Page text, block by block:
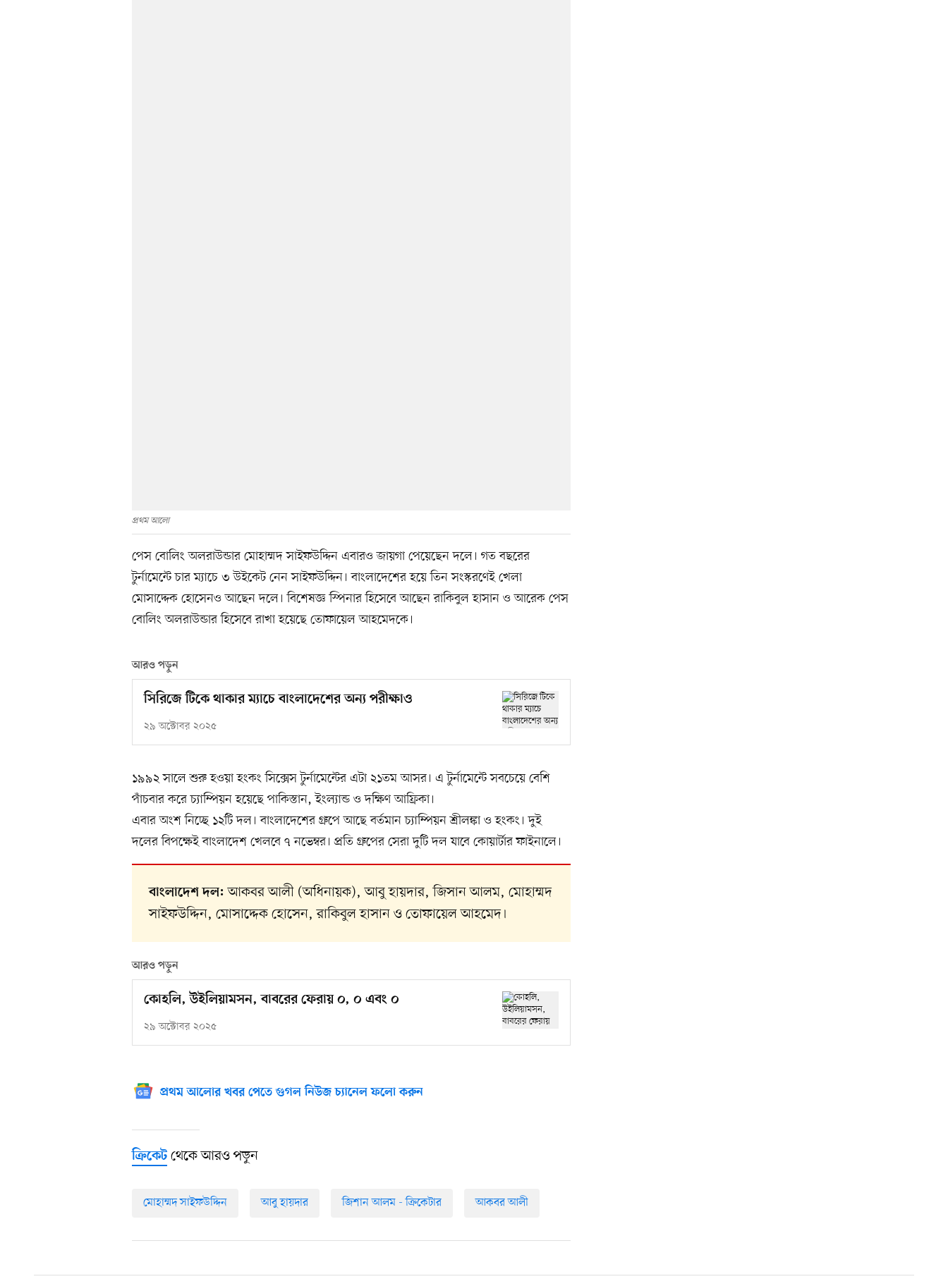
প্রথম আলো
পেস বোলিং অলরাউন্ডার মোহাম্মদ সাইফউদ্দিন এবারও জায়গা পেয়েছেন দলে। গত বছরের
টুর্নামেন্টে চার ম্যাচে ৩ উইকেট নেন সাইফউদ্দিন। বাংলাদেশের হয়ে তিন সংস্করণেই খেলা
মোসাদ্দেক হোসেনও আছেন দলে। বিশেষজ্ঞ স্পিনার হিসেবে আছেন রাকিবুল হাসান ও আরেক পেস
বোলিং অলরাউন্ডার হিসেবে রাখা হয়েছে তোফায়েল আহমেদকে।
আরও পড়ুন
সিরিজে টিকে থাকার ম্যাচে বাংলাদেশের অন্য পরীক্ষাও
২৯ অক্টোবর ২০২৫
১৯৯২ সালে শুরু হওয়া হংকং সিক্সেস টুর্নামেন্টের এটা ২১তম আসর। এ টুর্নামেন্টে সবচেয়ে বেশি
পাঁচবার করে চ্যাম্পিয়ন হয়েছে পাকিস্তান, ইংল্যান্ড ও দক্ষিণ আফ্রিকা।
এবার অংশ নিচ্ছে ১২টি দল। বাংলাদেশের গ্রুপে আছে বর্তমান চ্যাম্পিয়ন শ্রীলঙ্কা ও হংকং। দুই
দলের বিপক্ষেই বাংলাদেশ খেলবে ৭ নভেম্বর। প্রতি গ্রুপের সেরা দুটি দল যাবে কোয়ার্টার ফাইনালে।
বাংলাদেশ দল: আকবর আলী (অধিনায়ক), আবু হায়দার, জিসান আলম, মোহাম্মদ
সাইফউদ্দিন, মোসাদ্দেক হোসেন, রাকিবুল হাসান ও তোফায়েল আহমেদ।
আরও পড়ুন
কোহলি, উইলিয়ামসন, বাবরের ফেরায় ০, ০ এবং ০
২৯ অক্টোবর ২০২৫
প্রথম আলোর খবর পেতে গুগল নিউজ চ্যানেল ফলো করুন
ক্রিকেটথেকে আরও পড়ুন
মোহাম্মদ সাইফউদ্দিন আবু হায়দার জিশান আলম - ক্রিকেটার আকবর আলী